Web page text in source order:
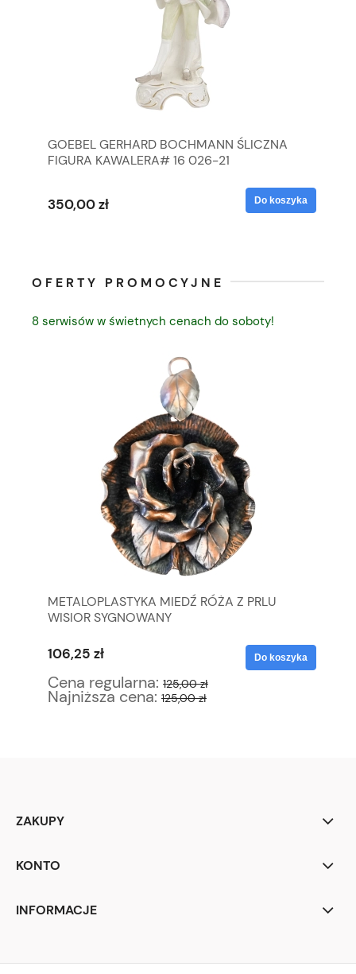
GOEBEL GERHARD BOCHMANN ŚLICZNA
FIGURA KAWALERA# 16 026-21
350,00 zł Do koszyka
OFERTY PROMOCYJNE
8 serwisów w świetnych cenach do soboty!
METALOPLASTYKA MIEDŹ RÓŻA Z PRLU
WISIOR SYGNOWANY
106,25 zł
Cena regularna: 125,00 zł
Najniższa cena: 125,00 zł
Do koszyka
ZAKUPY
KONTO
INFORMACJE